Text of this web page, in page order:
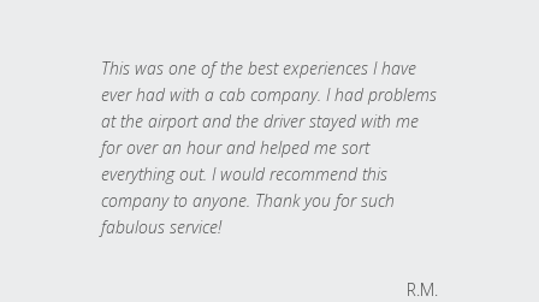
This was one of the best experiences I have
ever had with a cab company. I had problems
at the airport and the driver stayed with me
for over an hour and helped me sort
everything out. I would recommend this
company to anyone. Thank you for such
fabulous service!
R.M.